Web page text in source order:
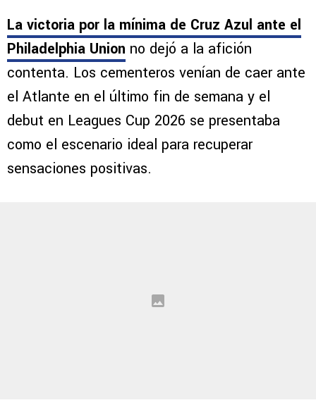
La victoria por la mínima de Cruz Azul ante el
Philadelphia Union no dejó a la afición
contenta. Los cementeros venían de caer ante
el Atlante en el último fin de semana y el
debut en Leagues Cup 2026 se presentaba
como el escenario ideal para recuperar
sensaciones positivas.